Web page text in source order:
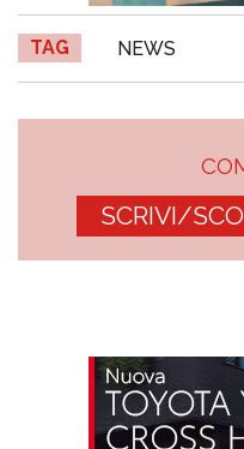
TAG NEWS
SCRIVI/